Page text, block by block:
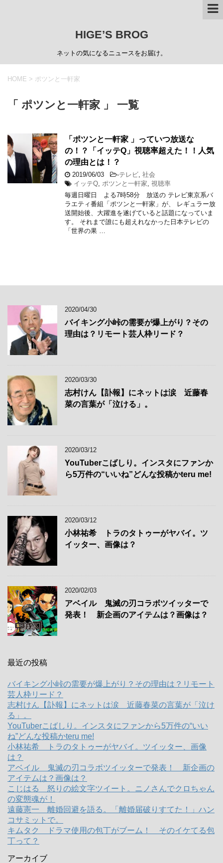
HIGE’S BROG
ネットの気になるニュースをお届け。
HOME > ポツンと一軒家
「 ポツンと一軒家 」 一覧
「ポツンと一軒家 」っていつ放送な
の！？「イッテQ」視聴率超えた！！人気
の理由とは！？
2019/06/03 -テレビ 社会
イッテQ ポツンと一軒家 視聴率
毎週日曜日 よる7時58分 放送の テレビ東京系バ
ラエティ番組「ポツンと一軒家」が、 レギュラー放
送開始後、大躍進を遂げていると話題になっていま
す。 それまで誰にも超えれなかった日本テレビの
「世界の果 …
2020/04/30
バイキング小峠の需要が爆上がり？その
理由は？リモート芸人枠リード？
2020/03/30
志村けん【訃報】にネットは涙 近藤春
菜の言葉が「泣ける」。
2020/03/12
YouTuberこばしり。インスタにファンか
ら5万件の“いいね”どんな投稿かteru me!
2020/03/12
小林祐希 トラのタトゥーがヤバイ。ツ
イッター、画像は？
2020/02/03
アベイル 鬼滅の刃コラボツイッターで
発表！ 新企画のアイテムは？画像は？
最近の投稿
バイキング小峠の需要が爆上がり？その理由は？リモート
芸人枠リード？
志村けん【訃報】にネットは涙 近藤春菜の言葉が「泣け
る」。
YouTuberこばしり。インスタにファンから5万件の“いい
ね”どんな投稿かteru me!
小林祐希 トラのタトゥーがヤバイ。ツイッター、画像
は？
アベイル 鬼滅の刃コラボツイッターで発表！ 新企画の
アイテムは？画像は？
こじはる 怒りの絵文字ツイート。ニノさんでクロちゃん
の変態魂が！
遠藤憲一 離婚回避を語る。「離婚届破りすてた！」ハン
コサミットで。
キムタク ドラマ使用の包丁がブーム！ そのイケてる包
丁って？
アーカイブ